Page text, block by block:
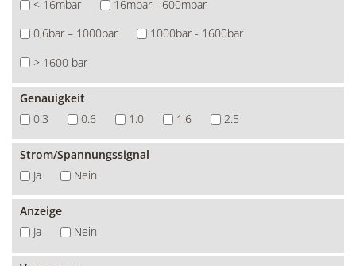
< 16mbar
16mbar - 600mbar
0,6bar – 1000bar
1000bar - 1600bar
> 1600 bar
Genauigkeit
0.3
0.6 1.0 1.6 2.5
Strom/Spannungssignal
Ja
Nein
Anzeige
Ja
Nein